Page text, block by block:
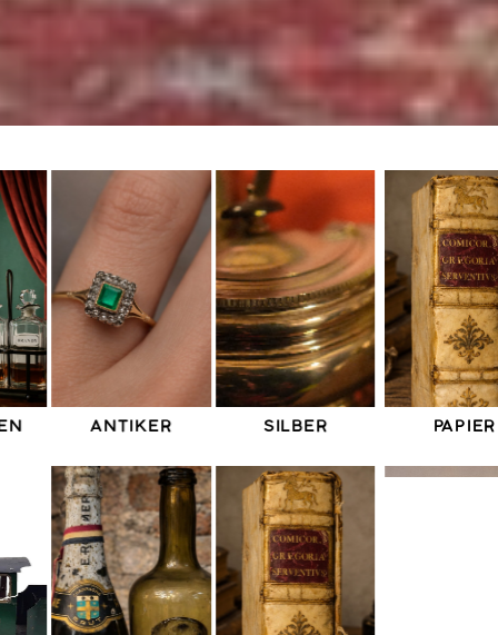
PAPIER WERBUNG
ARCHITEKTONIS
Previous